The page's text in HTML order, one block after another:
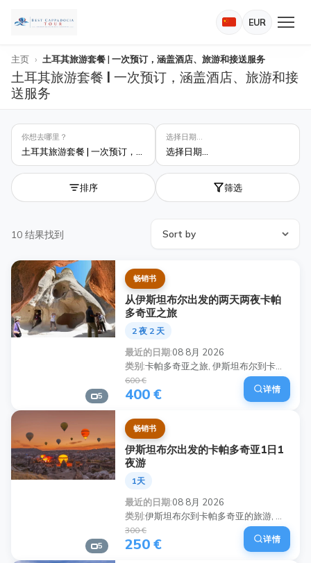
EUR
主页 土耳其旅游套餐 | 一次预订，涵盖酒店、旅游和接送服务
土耳其旅游套餐 | 一次预订，涵盖酒店、旅游和接
送服务
你想去哪里？ 选择日期...
选择日期...
排序 筛选
10 结果找到
5
畅销书
从伊斯坦布尔出发的两天两夜卡帕
多奇亚之旅
2 夜 2 天
最近的日期 08 8月 2026
类别
600 €
400 € 详情
5
畅销书
伊斯坦布尔出发的卡帕多奇亚1日1
夜游
1天
最近的日期 08 8月 2026
类别
300 €
250 € 详情
✦智能助手 ×